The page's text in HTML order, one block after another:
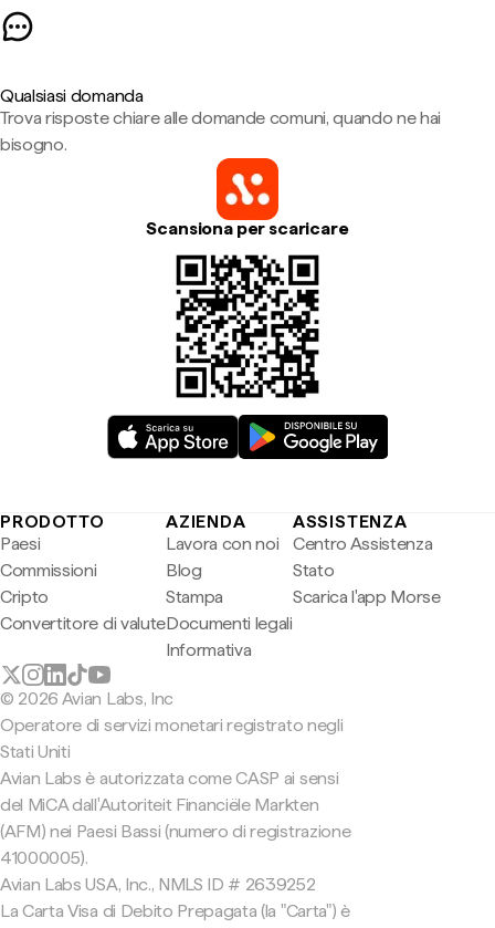
Qualsiasi domanda
Trova risposte chiare alle domande comuni, quando ne hai
bisogno.
Scansiona per scaricare
PRODOTTO
Paesi
Commissioni
Cripto
Convertitore di valute
AZIENDA
Lavora con noi
Blog
Stampa
Documenti legali
Informativa
ASSISTENZA
Centro Assistenza
Stato
Scarica l'app Morse
© 2026 Avian Labs, Inc
Operatore di servizi monetari registrato negli
Stati Uniti
Avian Labs è autorizzata come CASP ai sensi
del MiCA dall'Autoriteit Financiële Markten
(AFM) nei Paesi Bassi (numero di registrazione
41000005).
Avian Labs USA, Inc., NMLS ID # 2639252
La Carta Visa di Debito Prepagata (la "Carta") è